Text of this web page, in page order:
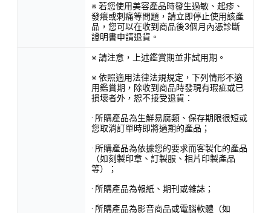
※ 若您使用美容產品時發生過敏、起疹、
發癢或刺痛等問題，請立即停止使用該產
品，您可以在收到商品後3個月內憑診斷
證明書申請退貨。
※ 請注意，上述鑑賞期並非試用期。
※ 依照適用法律法規規定，下列情形不適
用鑑賞期，除收到商品時發現有瑕疵或已
損壞者外，恕不接受退貨：
· 所購產品為生鮮易腐類、保存期限很短或
您取消訂單時即將過期的產品；
· 所購產品為依據您的要求而客製化的產品
（如刻製印章、訂製服、相片印製產品
等）；
· 所購產品為報紙、期刊或雜誌；
· 所購產品為影音商品或電腦軟體（如